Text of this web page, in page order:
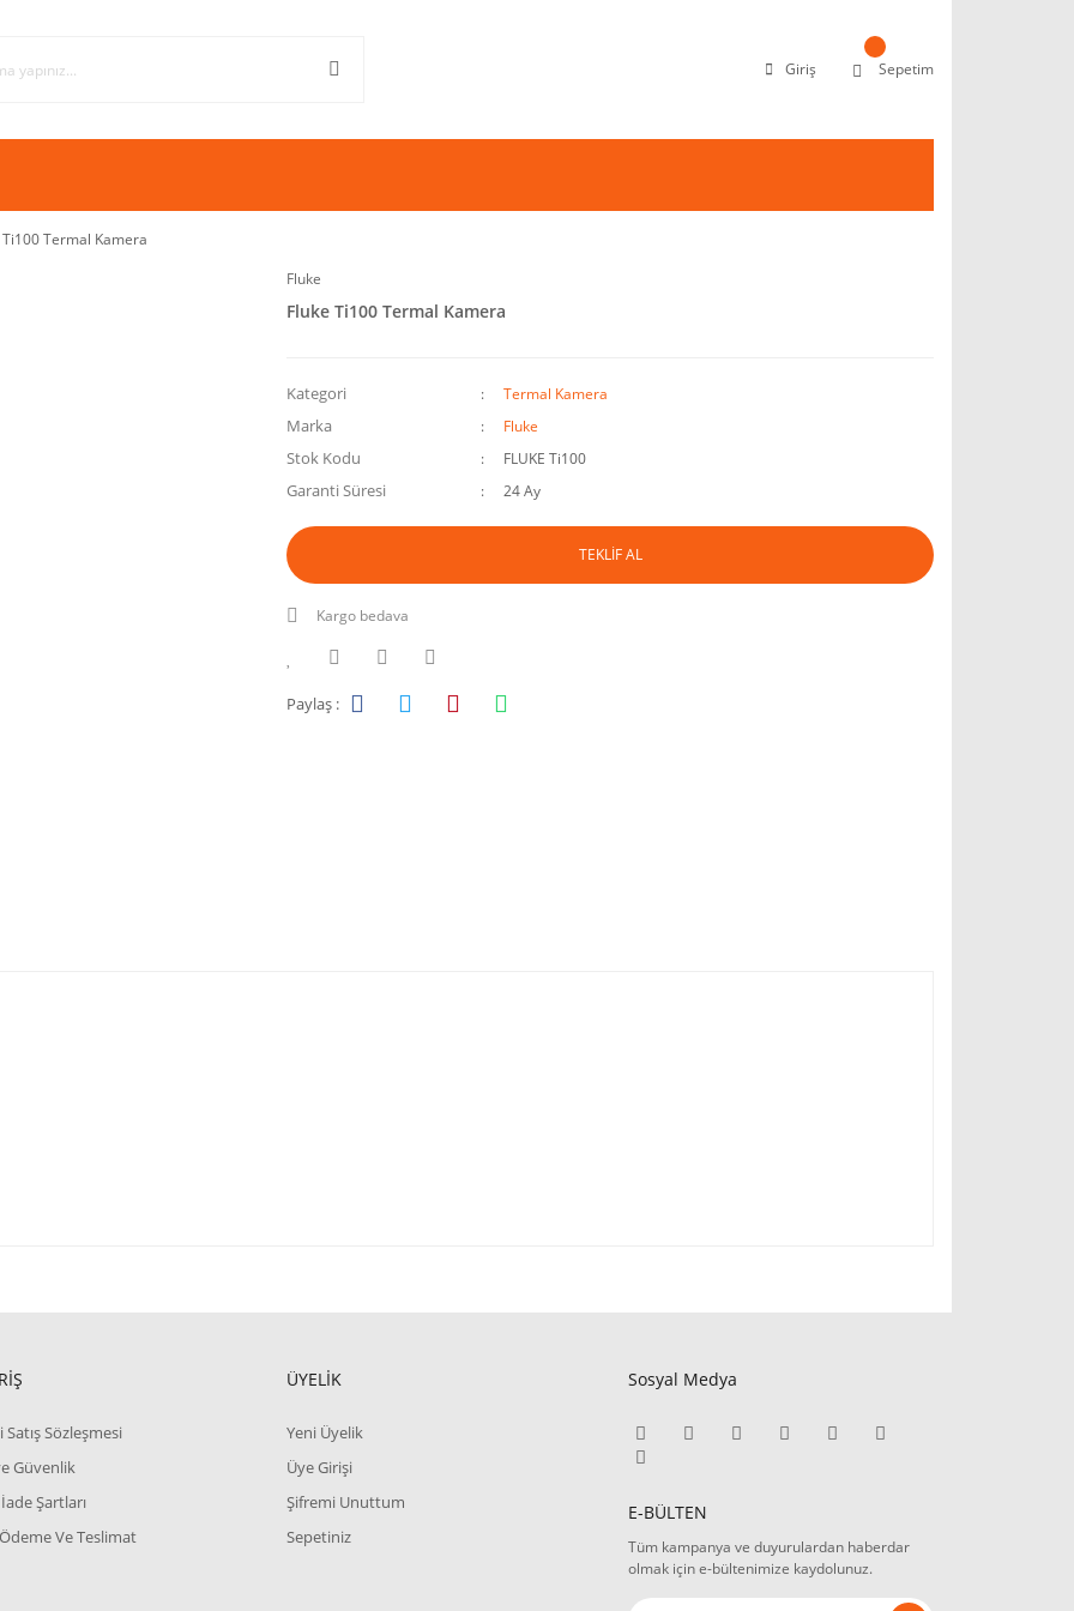
Giriş Sepetim
Ti100 Termal Kamera
Fluke
Fluke Ti100 Termal Kamera
Kategori Termal Kamera
Marka Fluke
Stok Kodu FLUKE Ti100
Garanti Süresi 24 Ay
TEKLİF AL
Kargo bedava
Paylaş :
Satış Sözleşmesi
Güvenlik
Şartları
Ve Teslimat
ÜYELİK
Yeni Üyelik
Üye Girişi
Şifremi Unuttum
Sepetiniz
Sosyal Medya
E-BÜLTEN
Tüm kampanya ve duyurulardan haberdar
olmak için e-bültenimize kaydolunuz.